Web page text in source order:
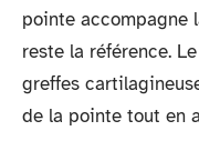
pointe accompagne
reste la référence.
greffes
de la pointe tout en